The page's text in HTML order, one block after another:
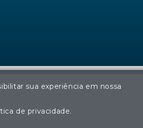
deste site poderá acarretar em penas
sua experiência em nossa
de privacidade.